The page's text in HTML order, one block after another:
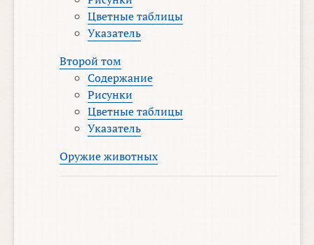
Цветные таблицы
Указатель
Второй том
Содержание
Рисунки
Цветные таблицы
Указатель
Оружие животных